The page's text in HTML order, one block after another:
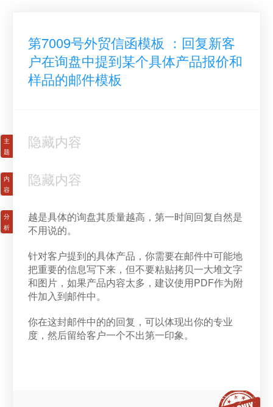
第7009号外贸信函模板 ：回复新客
户在询盘中提到某个具体产品报价和
样品的邮件模板
隐藏内容
隐藏内容
越是具体的询盘其质量越高，第一时间回复自然是
不用说的。
针对客户提到的具体产品，你需要在邮件中可能地
把重要的信息写下来，但不要粘贴拷贝一大堆文字
和图片，如果产品内容太多，建议使用PDF作为附
件加入到邮件中。
你在这封邮件中的的回复，可以体现出你的专业
度，然后留给客户一个不出第一印象。